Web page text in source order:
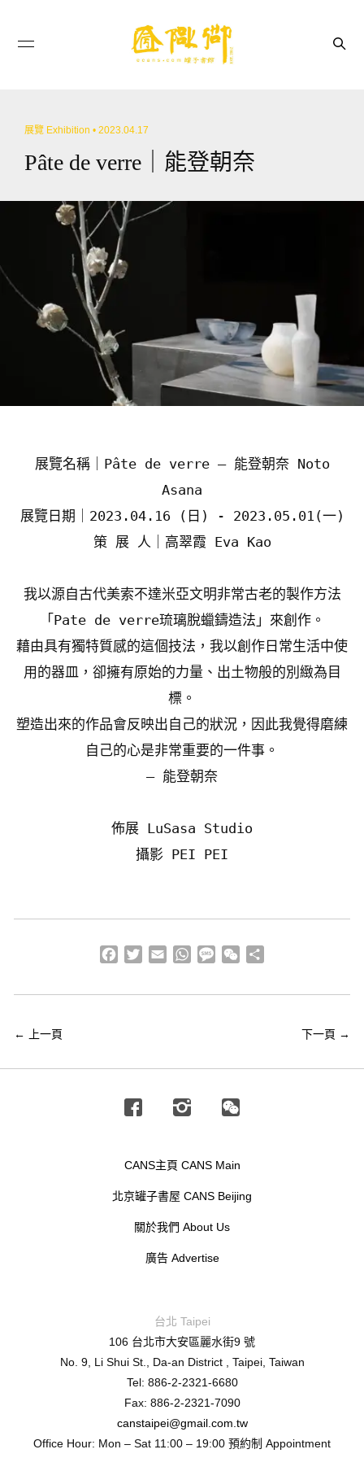
展覽 Exhibition • 2023.04.17
Pâte de verre｜能登朝奈
展覽名稱｜Pâte de verre — 能登朝奈 Noto
Asana
展覽日期｜2023.04.16 (日) - 2023.05.01(一)
策 展 人｜高翠霞 Eva Kao
我以源自古代美索不達米亞文明非常古老的製作方法
「Pate de verre琉璃脫蠟鑄造法」來創作。
藉由具有獨特質感的這個技法，我以創作日常生活中使
用的器皿，卻擁有原始的力量、出土物般的別緻為目
標。
塑造出來的作品會反映出自己的狀況，因此我覺得磨練
自己的心是非常重要的一件事。
— 能登朝奈
佈展 LuSasa Studio
Facebook
TwitterEmailWhatsApp
MessageWeChat
← 上一頁 下一頁 →
Facebook Instagram
廣告 Advertise
關於我們 About Us
CANS主頁 CANS Main
北京罐子書屋 CANS Beijing
台北 Taipei
106 台北市大安區麗水街9 號
No. 9, Li Shui St., Da-an District , Taipei, Taiwan
Tel: 886-2-2321-6680
Fax: 886-2-2321-7090
canstaipei@gmail.com.tw
Office Hour: Mon – Sat 11:00 – 19:00 預約制 Appointment